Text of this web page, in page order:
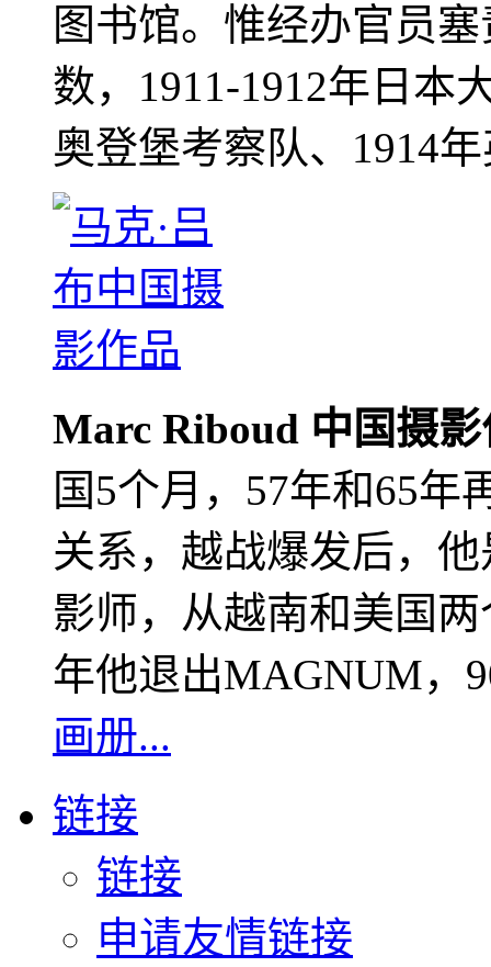
图书馆。惟经办官员
数，1911-1912年日本
奥登堡考察队、1914
Marc Riboud 中国摄
国5个月，57年和65年
关系，越战爆发后，
影师，从越南和美国
年他退出MAGNUM，
画册...
链接
链接
申请友情链接